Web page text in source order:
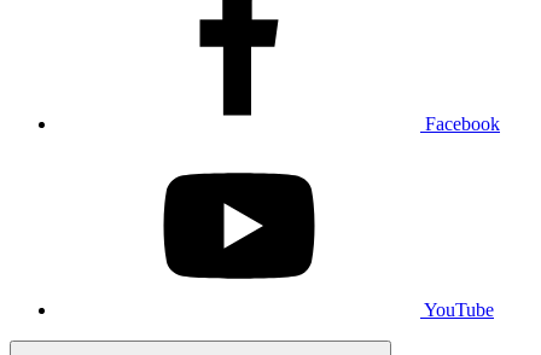
Facebook
YouTube